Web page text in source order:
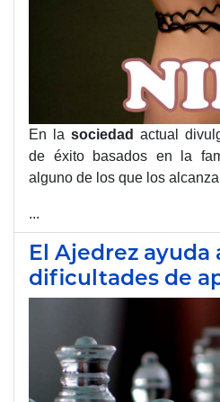
En la sociedad actual
de éxito basados en la
alguno de los que los
...
El Ajedrez ayuda
dificultades de